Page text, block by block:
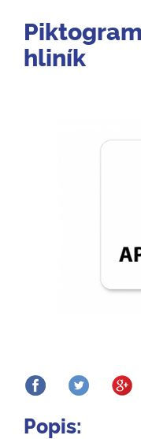
hliník
Popis: